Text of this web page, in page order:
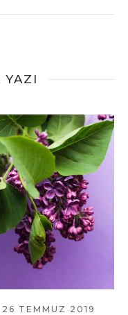
YAZI
26 TEMMUZ 2019